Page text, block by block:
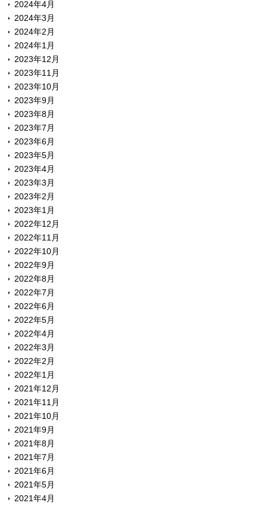
2024年4月
2024年3月
2024年2月
2024年1月
2023年12月
2023年11月
2023年10月
2023年9月
2023年8月
2023年7月
2023年6月
2023年5月
2023年4月
2023年3月
2023年2月
2023年1月
2022年12月
2022年11月
2022年10月
2022年9月
2022年8月
2022年7月
2022年6月
2022年5月
2022年4月
2022年3月
2022年2月
2022年1月
2021年12月
2021年11月
2021年10月
2021年9月
2021年8月
2021年7月
2021年6月
2021年5月
2021年4月